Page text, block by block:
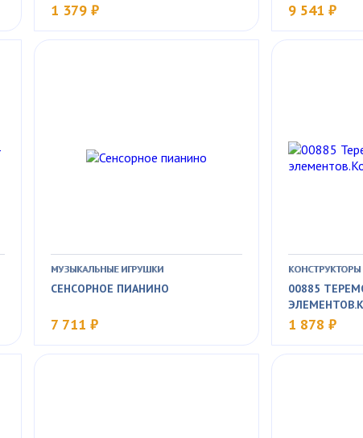
1 379 ₽ 9 541 ₽
МУЗЫКАЛЬНЫЕ ИГРУШКИ
СЕНСОРНОЕ ПИАНИНО
7 711 ₽
00885
1 878 ₽